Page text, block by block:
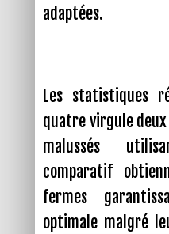
adaptées.
Les statistiques
quatre virgule
malussés
comparatif
fermes
optimale malgré